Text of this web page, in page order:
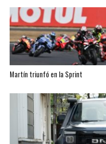
Martín triunfó en la Sprint